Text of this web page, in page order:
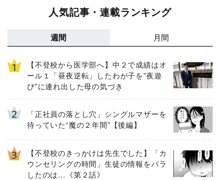
人気記事・連載ランキング
週間 月間
【不登校から医学部へ】中２で成績はオ
ール１「昼夜逆転」したわが子を”夜遊
び”に連れ出した母の気づき
「正社員の落とし穴」シングルマザーを
待っていた“魔の２年間”【後編】
【不登校のきっかけは先生でした】「カ
ウンセリングの時間」生徒の情報をバラ
したのは…《第２話》